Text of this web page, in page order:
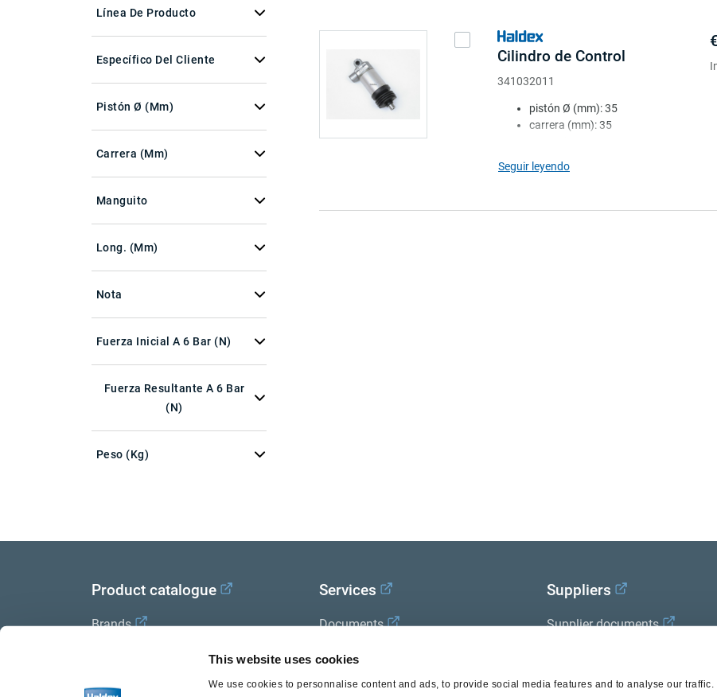
This website uses cookies
We use cookies to personnalise content and ads, to provide social media features and to analyse our traffic.
Línea De Producto
Específico Del Cliente
Pistón Ø (mm)
Carrera (mm)
Manguito
Long. (mm)
Nota
Fuerza Inicial A 6 Bar (N)
Fuerza Resultante A 6 Bar
(N)
Peso (kg)
Cilindro de Control
341032011
pistón Ø (mm): 35
carrera (mm): 35
fuerza inicial a 6 bar (N): 287
Seguir leyendo
Product catalogue
Brands
Trailer Application Guide
General terms and conditions of
Services
Documents
Haldex Academy
Suppliers
Supplier documents